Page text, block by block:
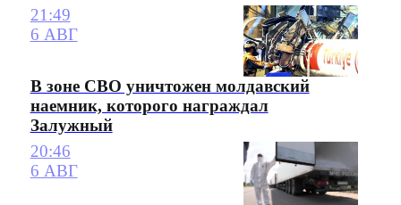
21:49
6 АВГ
В зоне СВО уничтожен молдавский
наемник, которого награждал
Залужный
20:46
6 АВГ